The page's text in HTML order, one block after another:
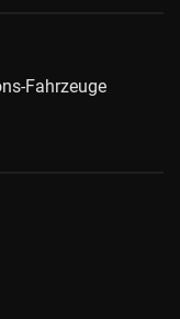
Fahrzeuge